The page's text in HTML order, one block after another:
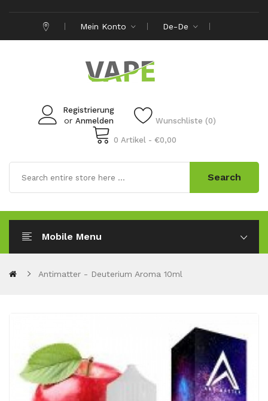
Mein Konto De-De
Registrierung
or Anmelden Wunschliste (0)
0 Artikel - €0,00
Search
Mobile Menu
Antimatter - Deuterium Aroma 10ml